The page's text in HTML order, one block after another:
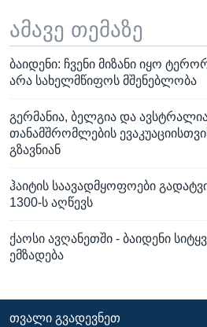
ამავე თემაზე
ბაიდენი: ჩვენი მიზანი იყო
არა სახელმწიფოს მშენებლობა
გერმანია, ბელგია და
თანამშრომლების
გზავნიან
ჰაიტის საავადმყოფოები
1300-ს აღწევს
ქაოსი ავღანეთში - ბაიდენი
ემზადება
ᲗᲕᲐᲚᲘ ᲒᲕᲐᲓᲔᲕᲜᲔᲗ